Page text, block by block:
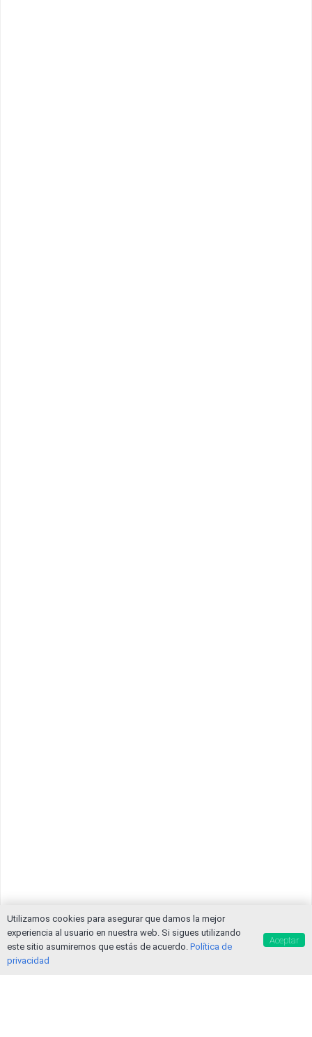
Utilizamos cookies para asegurar que damos la mejor
experiencia al usuario en nuestra web. Si sigues utilizando
este sitio asumiremos que estás de acuerdo. Política de
privacidad
Aceptar